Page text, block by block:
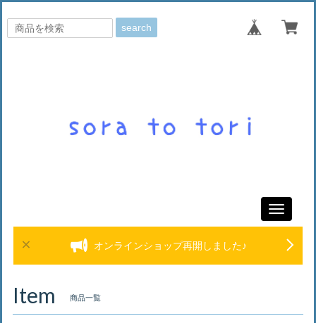
search
Toggle
オンラインショップ再開しました♪
Item 商品一覧